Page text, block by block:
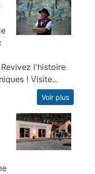
l'histoire
! Visite...
Voir plus